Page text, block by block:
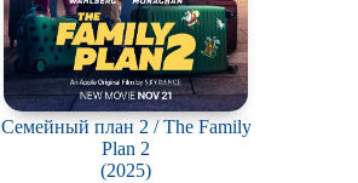
Семейный план 2 / The Family
Plan 2
(2025)